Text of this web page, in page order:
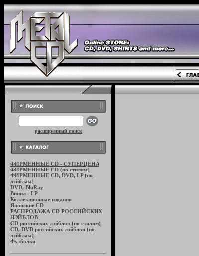
расширенный поиск
ФИРМЕННЫЕ CD - СУПЕРЦЕНА
ФИРМЕННЫЕ CD (по стилям)
ФИРМЕННЫЕ CD, DVD, LP (по
лэйблам)
DVD, BluRay
Винил - LP
Коллекционные издания
Японские CD
РАСПРОДАЖА CD РОССИЙСКИХ
ЛЭЙБЛОВ
CD российских лэйблов (по стилям)
CD, DVD российских лэйблов (по
лэйблам)
Футболки